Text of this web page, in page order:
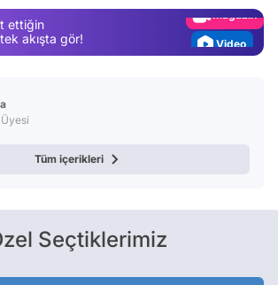
ettiğin
akışta gör!
Video
Tüm içerikleri
Seçtiklerimiz